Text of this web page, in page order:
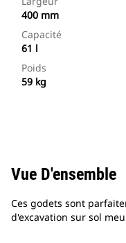
400 mm
Capacité
61 l
Poids
59 kg
Vue D'ensemble
Ces godets sont
d'excavation sur sol